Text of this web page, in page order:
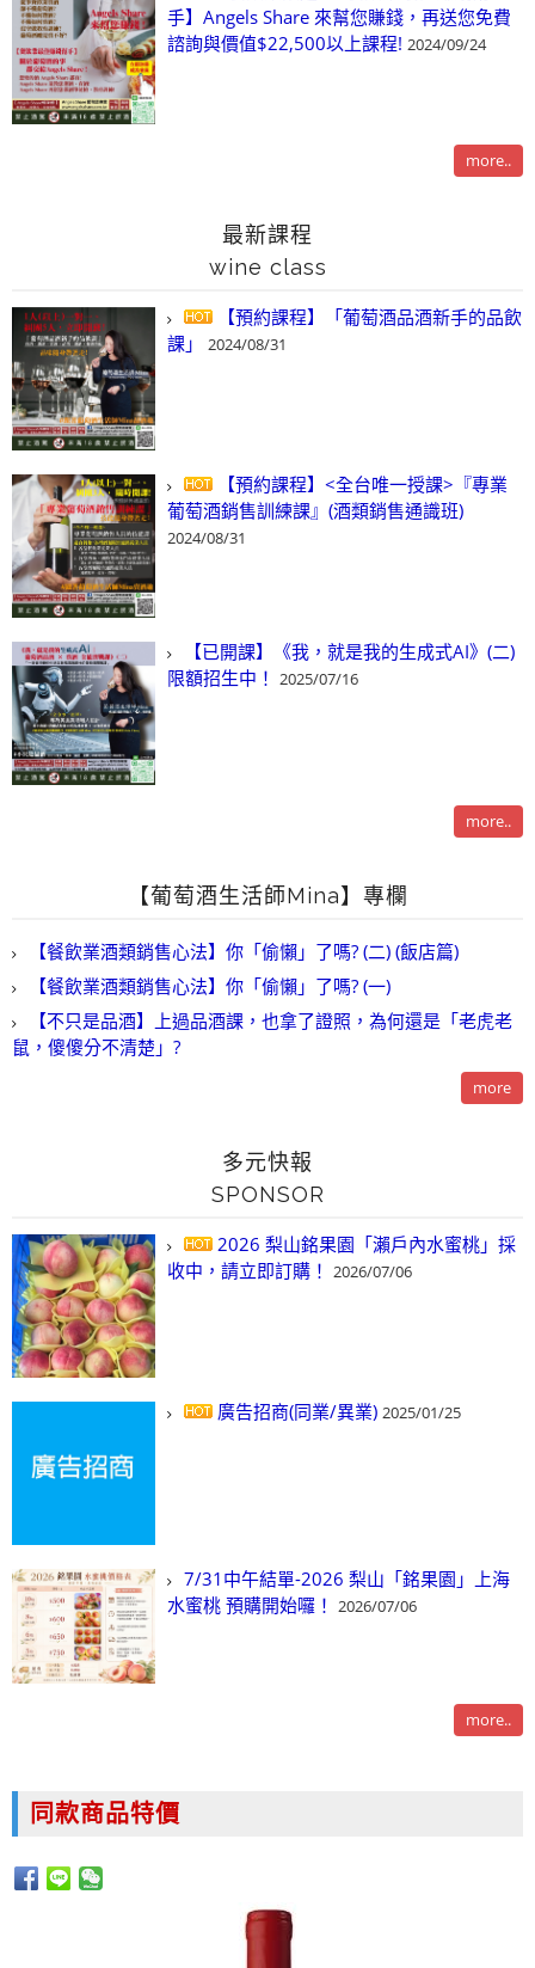
手】Angels Share 來幫您賺錢，再送您免費
諮詢與價值$22,500以上課程! 2024/09/24
more..
最新課程
wine class
【預約課程】「葡萄酒品酒新手的品飲
課」
2024/08/31
【預約課程】<全台唯一授課>『專業
葡萄酒銷售訓練課』(酒類銷售通識班)
2024/08/31
【已開課】《我，就是我的生成式AI》(二)
限額招生中！ 2025/07/16
more..
【葡萄酒生活師Mina】專欄
【餐飲業酒類銷售心法】你「偷懶」了嗎? (二) (飯店篇)
【餐飲業酒類銷售心法】你「偷懶」了嗎? (一)
【不只是品酒】上過品酒課，也拿了證照，為何還是「老虎老
鼠，傻傻分不清楚」?
more
多元快報
SPONSOR
2026 梨山銘果園「瀨戶內水蜜桃」採
收中，請立即訂購！ 2026/07/06
廣告招商(同業/異業) 2025/01/25
7/31中午結單-2026 梨山「銘果園」上海
水蜜桃 預購開始囉！ 2026/07/06
more..
同款商品特價